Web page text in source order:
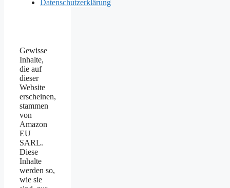
Datenschutzerklärung
Gewisse
Inhalte,
die auf
dieser
Website
erscheinen,
stammen
von
Amazon
EU
SARL.
Diese
Inhalte
werden so,
wie sie